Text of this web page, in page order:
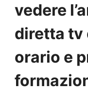
vedere
diretta tv
orario e